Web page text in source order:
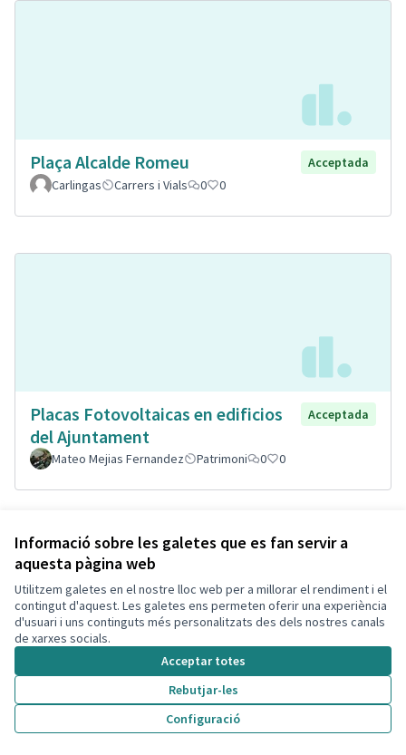
Informació sobre les galetes que es fan servir a
aquesta pàgina web
Utilitzem galetes en el nostre lloc web per a millorar el rendiment i el
contingut d'aquest. Les galetes ens permeten oferir una experiència
d'usuari i uns continguts més personalitzats des dels nostres canals
de xarxes socials.
Acceptar totes
Rebutjar-les
Configuració
Plaça Alcalde Romeu
Acceptada
Carlingas
Carrers i Vials 0 0
Placas Fotovoltaicas en edificios
del Ajuntament
Acceptada
Mateo Mejias Fernandez Patrimoni 0 0
Porterías playa Segur de Calafell